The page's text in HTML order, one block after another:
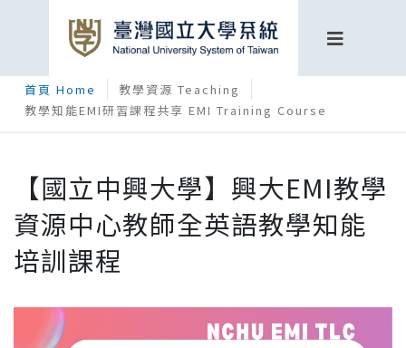
首頁 Home
教學資源 Teaching
教學知能EMI研習課程共享 EMI Training Course
【國立中興大學】興大EMI教學
資源中心教師全英語教學知能
培訓課程